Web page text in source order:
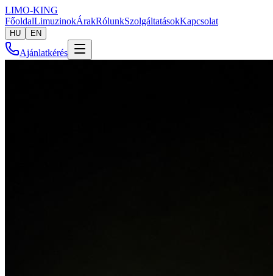
LIMO-KING
FőoldalLimuzinokÁrakRólunkSzolgáltatásokKapcsolat
HU EN
Ajánlatkérés